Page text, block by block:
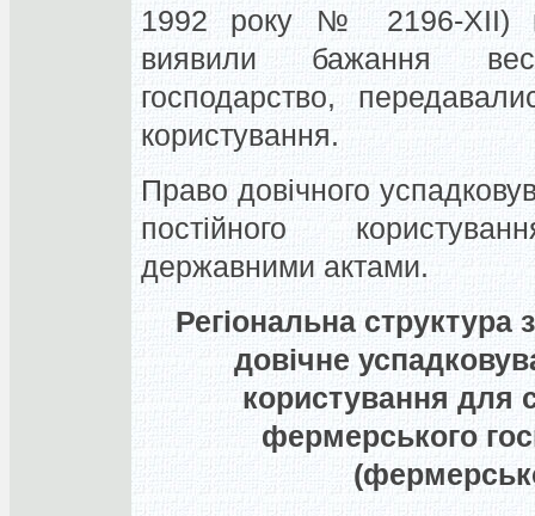
1992 року № 2196-XII)
виявили бажання
господарство,
користування.
Право довічного
постійного
державними актами.
Регіональна
довічне
користування для
фермерського